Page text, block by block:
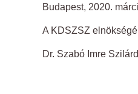
Budapest, 2020.
A KDSZSZ
Dr. Szabó Imre